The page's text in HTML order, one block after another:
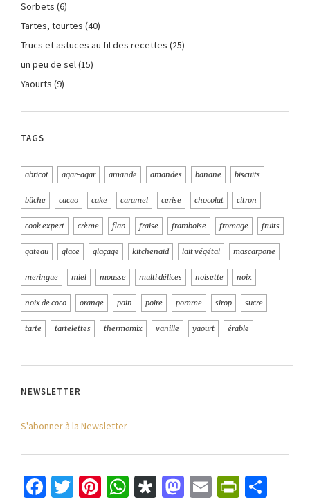
Sorbets (6)
Tartes, tourtes (40)
Trucs et astuces au fil des recettes (25)
un peu de sel(15)
Yaourts (9)
TAGS
abricot agar-agar amande amandes banane biscuits
bûche cacao cake caramel cerise chocolat citron
cook expert crème flan fraise framboise fromage fruits
gateau glace glaçage kitchenaid lait végétal mascarpone
meringue miel mousse multi délices noisette noix
noix de coco orange pain poire pomme sirop sucre
tarte tartelettes thermomix vanille yaourt érable
NEWSLETTER
S'abonner à la Newsletter
Facebook
Twitter
Pinterest
WhatsApp
Diaspora
Mastodon
Email